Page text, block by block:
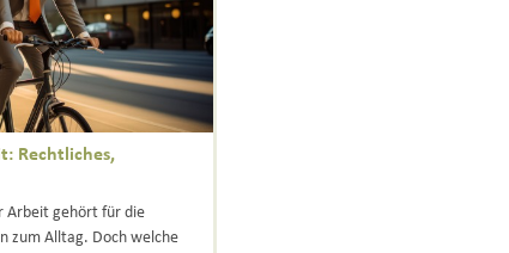
Rechtliches,
Arbeit gehört für die
zum Alltag. Doch welche